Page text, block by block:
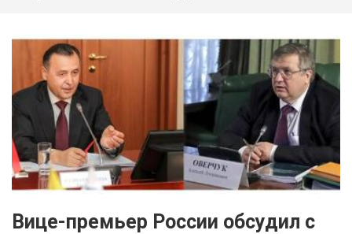
Вице-премьер России обсудил с